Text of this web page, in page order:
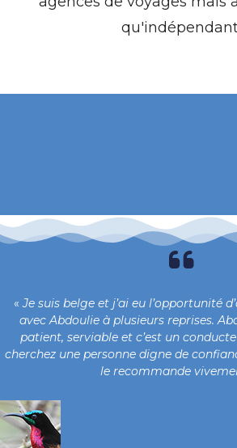
« Je suis belge et j’ai eu l’opportunité
avec Abdoulie à plusieurs reprises.
patient, serviable et c’est un
cherchez une personne digne de
le recommande